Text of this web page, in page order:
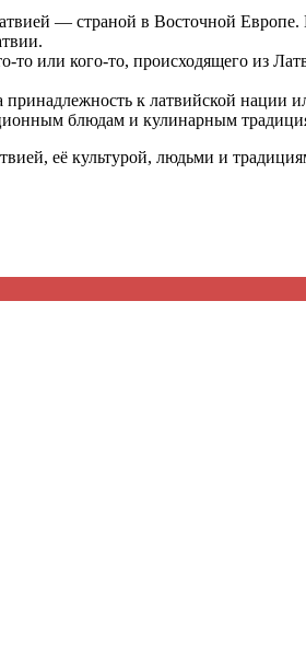
— страной в Восточной
то или кого-то, происходящего из
к латвийской нации
блюдам и кулинарным
её культурой, людьми и